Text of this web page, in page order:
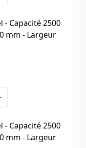
- Capacité 2500
mm - Largeur
- Capacité 2500
mm - Largeur